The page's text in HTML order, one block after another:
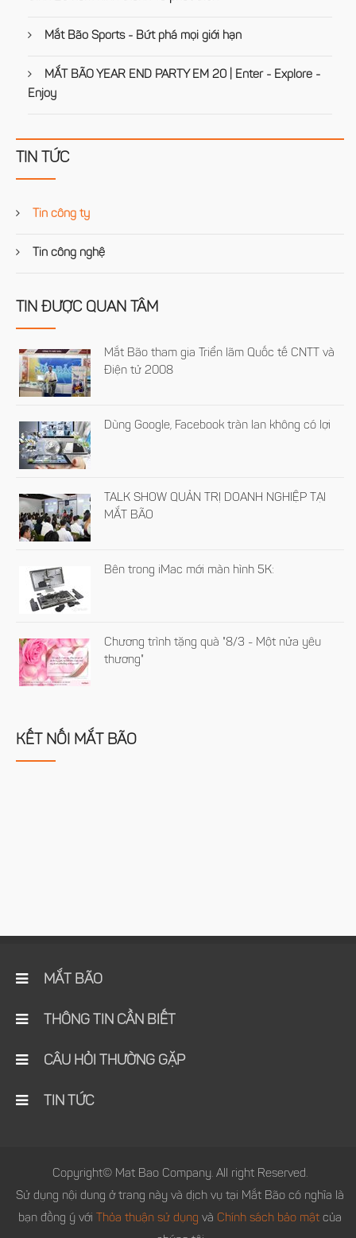
Mắt Bão Sports - Bứt phá mọi giới hạn
MẮT BÃO YEAR END PARTY EM 20 | Enter - Explore -
Enjoy
TIN TỨC
Tin công ty
Tin công nghệ
TIN ĐƯỢC QUAN TÂM
Mắt Bão tham gia Triển lãm Quốc tế CNTT và
Điện tử 2008
Dùng Google, Facebook tràn lan không có lợi
TALK SHOW QUẢN TRỊ DOANH NGHIỆP TẠI
MẮT BÃO
Bên trong iMac mới màn hình 5K:
Chương trình tặng quà "8/3 - Một nửa yêu
thương"
KẾT NỐI MẮT BÃO
MẮT BÃO
THÔNG TIN CẦN BIẾT
CÂU HỎI THƯỜNG GẶP
TIN TỨC
Copyright© Mat Bao Company. All right Reserved.
Sử dụng nội dung ở trang này và dịch vụ tại Mắt Bão có nghĩa là
bạn đồng ý với Thỏa thuận sử dụng và Chính sách bảo mật của